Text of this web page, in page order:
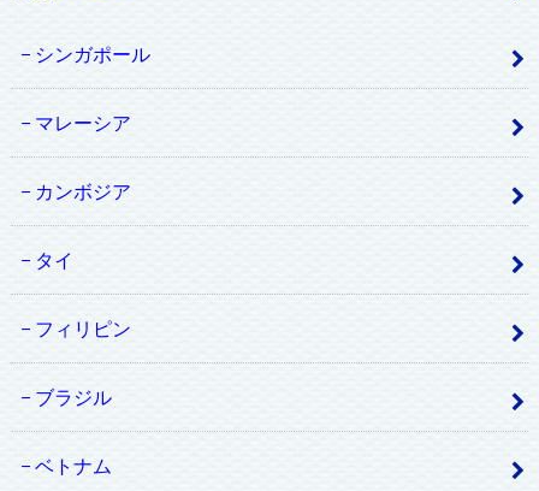
シンガポール
マレーシア
カンボジア
タイ
フィリピン
ブラジル
ベトナム